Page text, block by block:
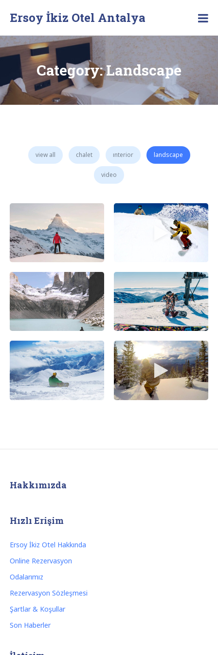
Ersoy İkiz Otel Antalya
Category:Landscape
view all chalet interior landscape
video
Hakkımızda
Hızlı Erişim
Ersoy İkiz Otel Hakkında
Online Rezervasyon
Odalarımız
Rezervasyon Sözleşmesi
Şartlar & Koşullar
Son Haberler